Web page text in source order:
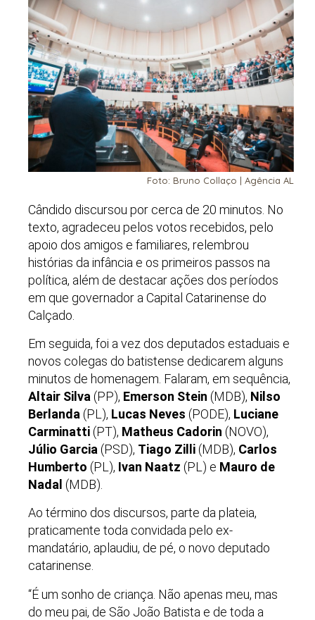
Foto: Bruno Collaço | Agência AL
Cândido discursou por cerca de 20 minutos. No
texto, agradeceu pelos votos recebidos, pelo
apoio dos amigos e familiares, relembrou
histórias da infância e os primeiros passos na
política, além de destacar ações dos períodos
em que governador a Capital Catarinense do
Calçado.
Em seguida, foi a vez dos deputados estaduais e
novos colegas do batistense dedicarem alguns
minutos de homenagem. Falaram, em sequência,
Altair Silva (PP), Emerson Stein (MDB), Nilso
Berlanda (PL), Lucas Neves (PODE), Luciane
Carminatti (PT), Matheus Cadorin (NOVO),
Júlio Garcia (PSD), Tiago Zilli (MDB), Carlos
Humberto (PL), Ivan Naatz (PL) e Mauro de
Nadal (MDB).
Ao término dos discursos, parte da plateia,
praticamente toda convidada pelo ex-
mandatário, aplaudiu, de pé, o novo deputado
catarinense.
“É um sonho de criança. Não apenas meu, mas
do meu pai, de São João Batista e de toda a